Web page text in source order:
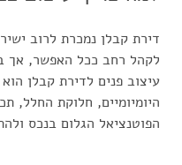
דירת קבלן נמכרת לרוב
לקהל רחב ככל האפשר, אך
עיצוב פנים לדירת קבלן
היומיומיים, חלוקת החלל,
הפוטנציאל הגלום בנכס